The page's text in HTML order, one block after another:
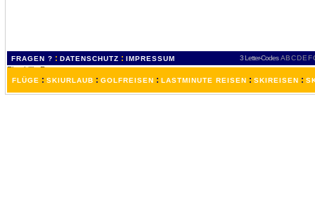
FRAGEN ? : DATENSCHUTZ : IMPRESSUM 3 Letter-Codes ABCDEF
FLÜGE : SKIURLAUB : GOLFREISEN : LASTMINUTE REISEN : SKIREISEN :